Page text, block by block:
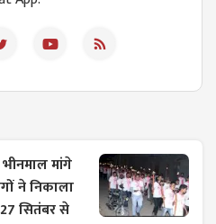
भीनमाल मांगे
ने निकाला
सितंबर से